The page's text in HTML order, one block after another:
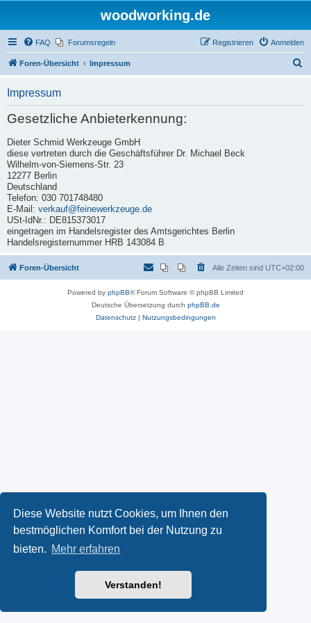
Diese Website nutzt Cookies, um Ihnen den
bestmöglichen Komfort bei der Nutzung zu
bieten. Mehr erfahren
Verstanden!
woodworking.de
FAQ Forumsregeln Anmelden
Registrieren
Foren-Übersicht Impressum
Impressum
Gesetzliche Anbieterkennung:
Dieter Schmid Werkzeuge GmbH
diese vertreten durch die Geschäftsführer Dr. Michael Beck
Wilhelm-von-Siemens-Str. 23
12277 Berlin
Deutschland
Telefon: 030 701748480
E-Mail: verkauf@feinewerkzeuge.de
USt-IdNr.: DE815373017
eingetragen im Handelsregister des Amtsgerichtes Berlin
Handelsregisternummer HRB 143084 B
Foren-Übersicht Alle Zeiten sind UTC+02:00
Powered by phpBB® Forum Software © phpBB Limited
Deutsche Übersetzung durch phpBB.de
Datenschutz| Nutzungsbedingungen